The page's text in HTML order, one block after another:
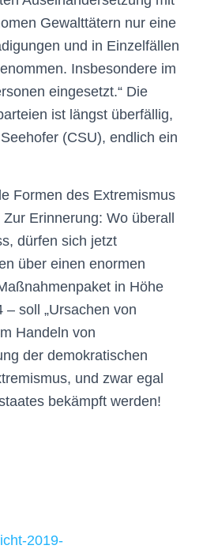
Gewalttätern nur eine
und in Einzelfällen
Insbesondere im
eingesetzt.“ Die
ist längst überfällig,
(CSU), endlich ein
Formen des Extremismus
Erinnerung: Wo überall
dürfen sich jetzt
über einen enormen
in Höhe
soll „Ursachen von
Handeln von
der demokratischen
und zwar egal
bekämpft werden!
2019-